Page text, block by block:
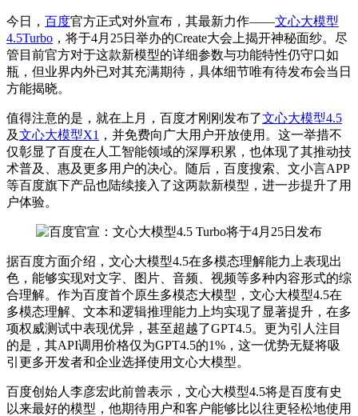
今日， 百度官方正式对外宣布，其最新力作——文心大模型
4.5Turbo ，将于4月25日举办的Create大会上揭开神秘面纱。尽
管目前官方对于这款新模型的详细参数与功能特性仍守口如
瓶，但业界内外已对其充满期待，具体细节唯有待发布会当日
方能揭晓。
值得注意的是，就在上月，百度才刚刚发布了文心大模型4.5
及文心大模型X1 ，并免费向广大用户开放使用。这一举措不
仅彰显了百度在人工智能领域的深厚积累，也体现了其推动技
术普及、惠及更多用户的决心。随后，百度搜索、文小言APP
等百度旗下产品也陆续接入了这两款新模型，进一步提升了用
户体验。
据百度方面介绍，文心大模型4.5在多模态理解能力上表现出
色，能够实现对文字、图片、音频、视频等多种内容形式的综
合理解。作为百度首个原生多模态大模型，文心大模型4.5在
多模态理解、文本和逻辑推理能力上均实现了显著提升，在多
项权威测试中表现优异，甚至超越了GPT4.5。更为引人注目
的是，其API调用价格仅为GPT4.5的1%，这一优势无疑将吸
引更多开发者和企业选择使用文心大模型。
百度创始人李彦宏此前曾表示，文心大模型4.5将是百度有史
以来最好的模型，他期待用户和客户能够比以往更轻松地使用